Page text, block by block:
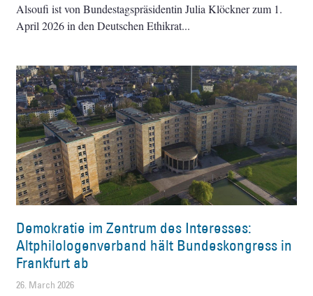
Alsoufi ist von Bundestagspräsidentin Julia Klöckner zum 1.
April 2026 in den Deutschen Ethikrat
Demokratie im Zentrum des Interesses:
Altphilologenverband hält Bundeskongress in
Frankfurt ab
26. March 2026